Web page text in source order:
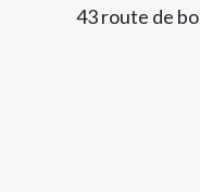
43 route de